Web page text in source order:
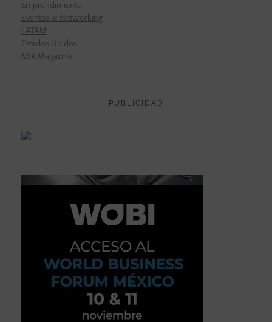
Emprendimiento
Eventos & Networking
LATAM
Estados Unidos
MIR Magazine
PUBLICIDAD